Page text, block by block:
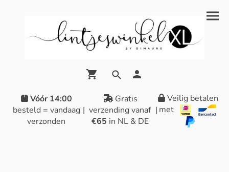
Vóór 14:00
besteld = vandaag
verzonden
|
Gratis
verzending vanaf
€65 in NL & DE
|
Veilig betalen
met